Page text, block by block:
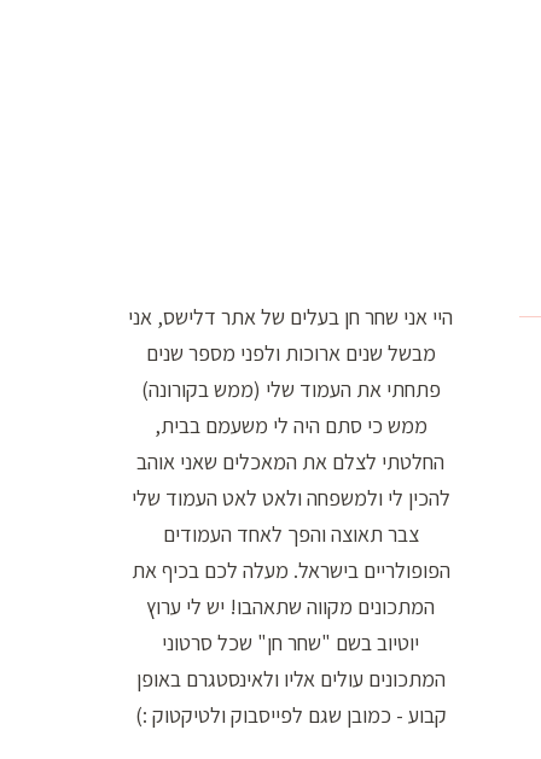
היי אני שחר חן בעלים של אתר דלישס, אני
מבשל שנים ארוכות ולפני מספר שנים
פתחתי את העמוד שלי (ממש בקורונה)
ממש כי סתם היה לי משעמם בבית,
החלטתי לצלם את המאכלים שאני אוהב
להכין לי ולמשפחה ולאט לאט העמוד שלי
צבר תאוצה והפך לאחד העמודים
הפופולריים בישראל. מעלה לכם בכיף את
המתכונים מקווה שתאהבו! יש לי ערוץ
יוטיוב בשם "שחר חן" שכל סרטוני
המתכונים עולים אליו ולאינסטגרם באופן
קבוע - כמובן שגם לפייסבוק ולטיקטוק :)